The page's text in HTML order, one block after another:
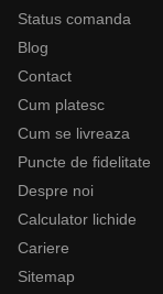
Status comanda
Blog
Contact
Cum platesc
Cum se livreaza
Puncte de fidelitate
Despre noi
Calculator lichide
Cariere
Sitemap